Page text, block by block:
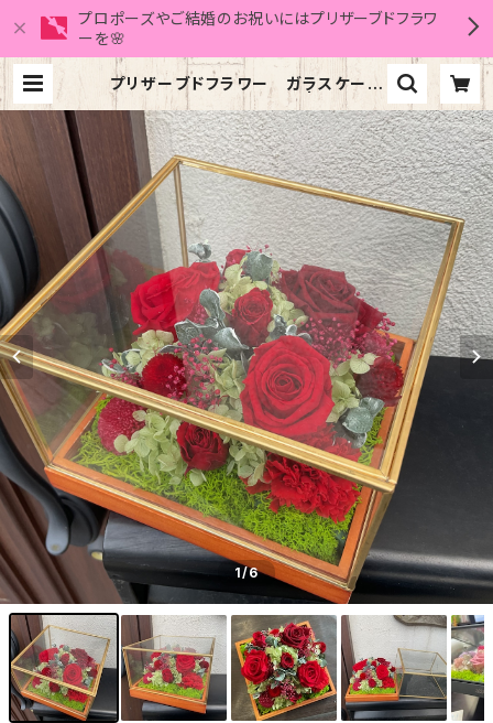
プロポーズやご結婚のお祝いにはプリザーブドフラワ
ーを🌸
プリザーブドフラワー ガラスケース
(正方形・中) ワインレッド | フローリ
スト倖晴
1/6